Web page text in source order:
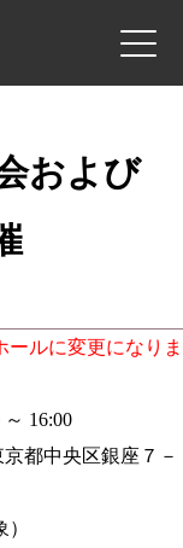
および
ルに変更になりま
16:00
都中央区銀座７－